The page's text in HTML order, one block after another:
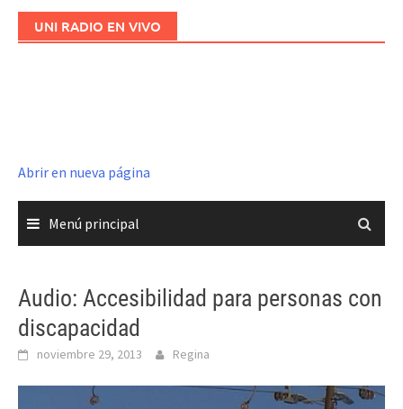
UNI RADIO EN VIVO
Abrir en nueva página
Menú principal
Audio: Accesibilidad para personas con
discapacidad
noviembre 29, 2013 Regina